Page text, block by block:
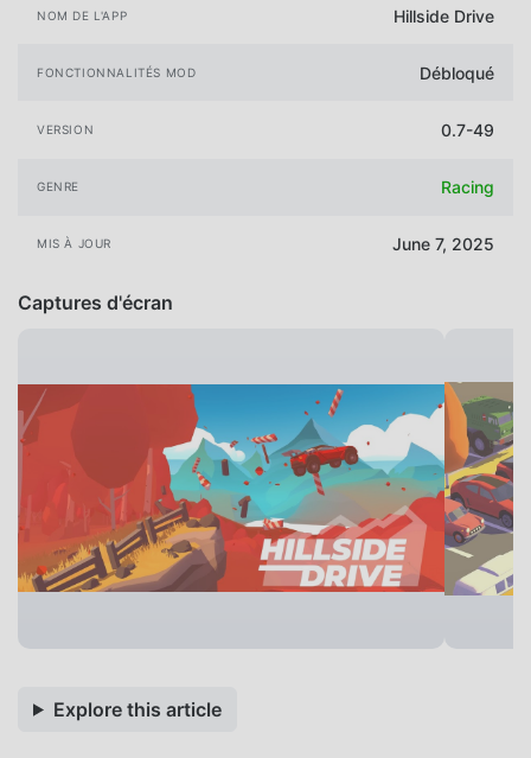
NOM DE L'APP Hillside Drive
FONCTIONNALITÉS MOD Débloqué
VERSION 0.7-49
GENRE Racing
MIS À JOUR June 7, 2025
Captures d'écran
Explore this article